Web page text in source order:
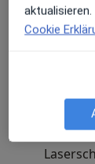
Laser-
Cookie